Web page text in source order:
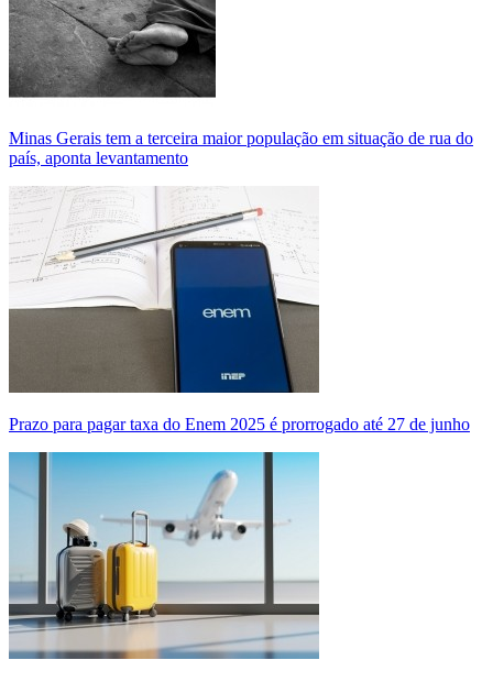
Minas Gerais tem a terceira maior população em situação de rua do
país, aponta levantamento
Prazo para pagar taxa do Enem 2025 é prorrogado até 27 de junho